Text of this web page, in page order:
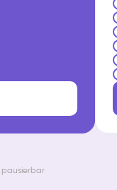
pausierbar